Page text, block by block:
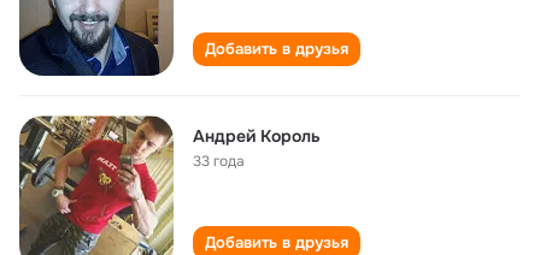
Добавить в друзья
Андрей Король
33 года
Добавить в друзья